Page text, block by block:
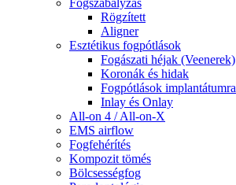
Rögzített
Aligner
Esztétikus fogpótlások
Fogászati héjak (Veenerek)
Koronák és hidak
Fogpótlások implantátumra
Inlay és Onlay
All-on 4 / All-on-X
EMS airflow
Fogfehérítés
Kompozit tömés
Bölcsességfog